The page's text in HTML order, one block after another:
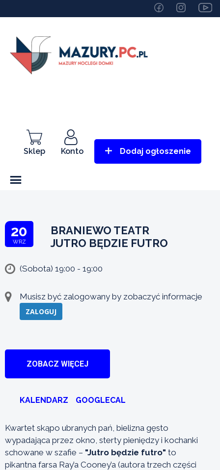
Sklep Konto Dodaj ogłoszenie
20
WRZ
BRANIEWO TEATR
JUTRO BĘDZIE FUTRO
(Sobota) 19:00 - 19:00
Musisz być zalogowany by zobaczyć informacje
ZALOGUJ
ZOBACZ WIĘCEJ
KALENDARZ GOOGLECAL
Kwartet skąpo ubranych pań, bielizna gęsto
wypadająca przez okno, sterty pieniędzy i kochanki
schowane w szafie – "Jutro będzie futro" to
pikantna farsa Ray’a Cooney’a (autora trzech części